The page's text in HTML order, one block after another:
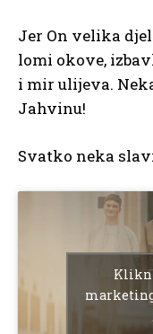
Jer On velika
lomi okove,
i mir ulijeva.
Jahvinu!
Svatko neka